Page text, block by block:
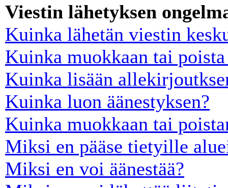
Viestin lähetyksen
Kuinka lähetän viestin
Kuinka muokkaan tai
Kuinka lisään
Kuinka luon äänestyksen?
Kuinka muokkaan tai
Miksi en pääse tietyille
Miksi en voi äänestää?